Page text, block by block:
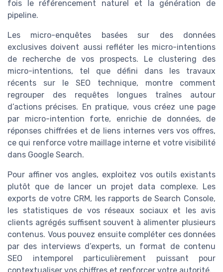
fois le référencement naturel et la génération de
pipeline.
Les micro-enquêtes basées sur des données
exclusives doivent aussi refléter les micro-intentions
de recherche de vos prospects. Le clustering des
micro-intentions, tel que défini dans les travaux
récents sur le SEO technique, montre comment
regrouper des requêtes longues traînes autour
d’actions précises. En pratique, vous créez une page
par micro-intention forte, enrichie de données, de
réponses chiffrées et de liens internes vers vos offres,
ce qui renforce votre maillage interne et votre visibilité
dans Google Search.
Pour affiner vos angles, exploitez vos outils existants
plutôt que de lancer un projet data complexe. Les
exports de votre CRM, les rapports de Search Console,
les statistiques de vos réseaux sociaux et les avis
clients agrégés suffisent souvent à alimenter plusieurs
contenus. Vous pouvez ensuite compléter ces données
par des interviews d’experts, un format de contenu
SEO intemporel particulièrement puissant pour
contextualiser vos chiffres et renforcer votre autorité.